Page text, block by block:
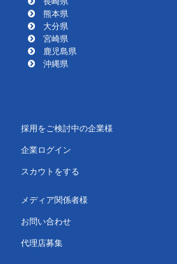
熊本県
大分県
宮崎県
鹿児島県
沖縄県
採用をご検討中の企業様
企業ログイン
スカウトをする
メディア関係者様
お問い合わせ
代理店募集